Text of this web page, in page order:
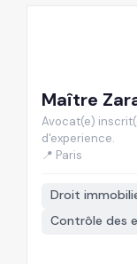
Maître
Avocat(e)
d'experience.
📍 Paris
Droit
Contrôle des